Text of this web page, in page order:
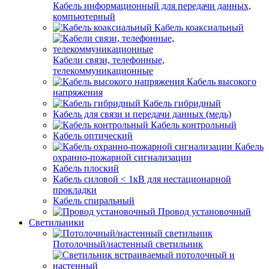
Кабель информационный для передачи данных,
компьютерный
Кабель коаксиальный
Кабели связи, телефонные,
телекоммуникационные
Кабель высокого
напряжения
Кабель гибридный
Кабель для связи и передачи данных (медь)
Кабель контрольный
Кабель оптический
Кабель
охранно-пожарной сигнализации
Кабель плоский
Кабель силовой < 1кВ для нестационарной
прокладки
Кабель спиральный
Провод установочный
Светильники
Потолочный/настенный светильник